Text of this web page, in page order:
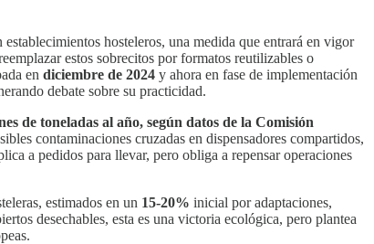
establecimientos hosteleros, una medida que entrará en vigor
estos sobrecitos por formatos reutilizables o
en diciembre de 2024 y ahora en fase de implementación
debate sobre su practicidad.
de toneladas al año, según datos de la Comisión
contaminaciones cruzadas en dispensadores compartidos,
a pedidos para llevar, pero obliga a repensar operaciones
estimados en un 15-20% inicial por adaptaciones,
desechables, esta es una victoria ecológica, pero plantea